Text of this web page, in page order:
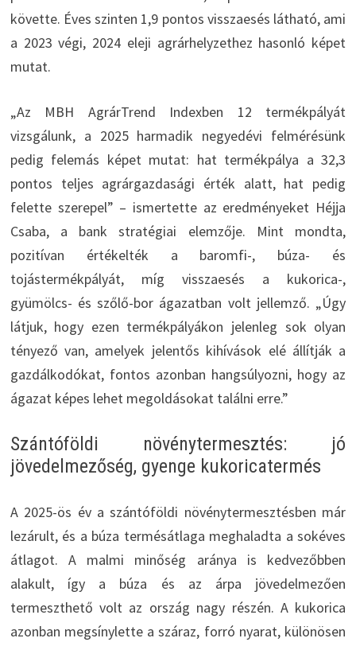
követte. Éves szinten 1,9 pontos visszaesés látható, ami
a 2023 végi, 2024 eleji agrárhelyzethez hasonló képet
mutat.
„Az MBH AgrárTrend Indexben 12 termékpályát
vizsgálunk, a 2025 harmadik negyedévi felmérésünk
pedig felemás képet mutat: hat termékpálya a 32,3
pontos teljes agrárgazdasági érték alatt, hat pedig
felette szerepel” – ismertette az eredményeket Héjja
Csaba, a bank stratégiai elemzője. Mint mondta,
pozitívan értékelték a baromfi-, búza- és
tojástermékpályát, míg visszaesés a kukorica-,
gyümölcs- és szőlő-bor ágazatban volt jellemző. „Úgy
látjuk, hogy ezen termékpályákon jelenleg sok olyan
tényező van, amelyek jelentős kihívások elé állítják a
gazdálkodókat, fontos azonban hangsúlyozni, hogy az
ágazat képes lehet megoldásokat találni erre.”
Szántóföldi növénytermesztés: jó
jövedelmezőség, gyenge kukoricatermés
A 2025-ös év a szántóföldi növénytermesztésben már
lezárult, és a búza termésátlaga meghaladta a sokéves
átlagot. A malmi minőség aránya is kedvezőbben
alakult, így a búza és az árpa jövedelmezően
termeszthető volt az ország nagy részén. A kukorica
azonban megsínylette a száraz, forró nyarat, különösen